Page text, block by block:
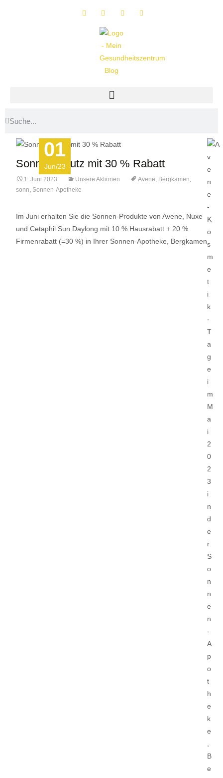
01
Jun/23
Sonnenschutz mit 30 % Rabatt
1. Juni 2023 Unsere Aktionen Avene, Bergkamen,
sonn, Sonnen-Apotheke
Im Juni erhalten Sie die Sonnen-Produkte von Avene, Nuxe
und Cetaphil Sun Daylong mit 10 % Hausrabatt + 20 %
Firmenrabatt (=30 %) in Ihrer Sonnen-Apotheke, Bergkamen